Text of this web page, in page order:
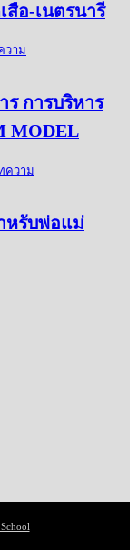
สือ-เนตรนารี
วาม
ร การบริหาร
MODEL
ความ
หรับพ่อแม่